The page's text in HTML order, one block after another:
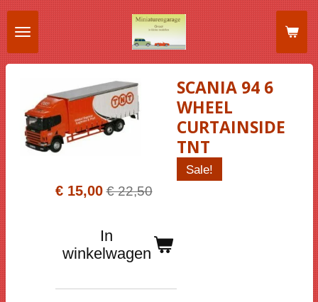
Ga
direct
naar
de
hoofdinhoud
SCANIA 94 6
WHEEL
CURTAINSIDE
TNT
Sale!
€ 15,00 € 22,50
In
winkelwagen